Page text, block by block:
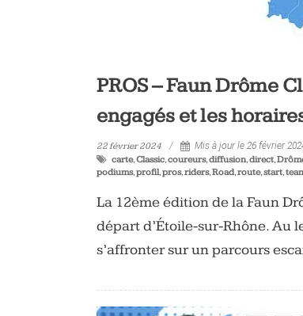
PROS – Faun Drôme
engagés et les
22 février 2024 Mis à jour le 26 février
carte,Classic,coureurs,diffusion,direct,
podiums,profil,pros,riders,Road,route,start,
La 12ème édition de la Faun
départ d’Étoile-sur-Rhône. Au
s’affronter sur un parcours